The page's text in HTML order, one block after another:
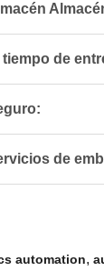
tiempo de
de
automation,